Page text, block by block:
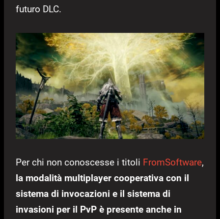
futuro DLC.
Per chi non conoscesse i titoli FromSoftware,
la modalità multiplayer cooperativa con il
sistema di invocazioni e il sistema di
invasioni per il PvP è presente anche in